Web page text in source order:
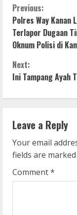
C
o
n
t
i
n
u
e
R
Previous:
Polres Way Kanan
Terlapor Dugaan
Oknum Polisi di
Next:
Ini Tampang Ayah
Leave a Reply
Your email
fields are marked
Comment*